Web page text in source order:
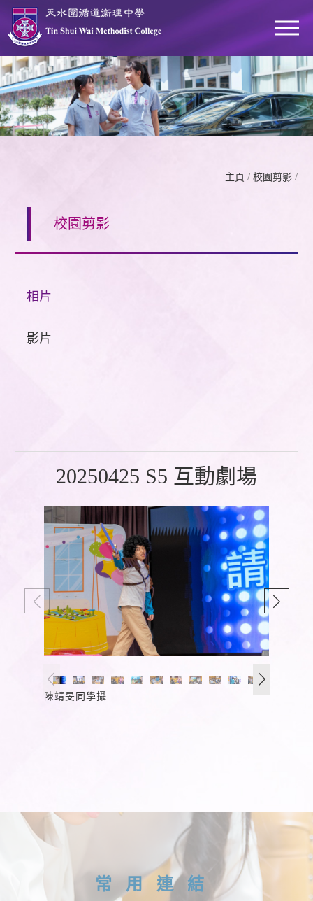
主頁 / 校園剪影 /
校園剪影
相片
影片
20250425 S5 互動劇場
陳靖旻同學攝
常用連結